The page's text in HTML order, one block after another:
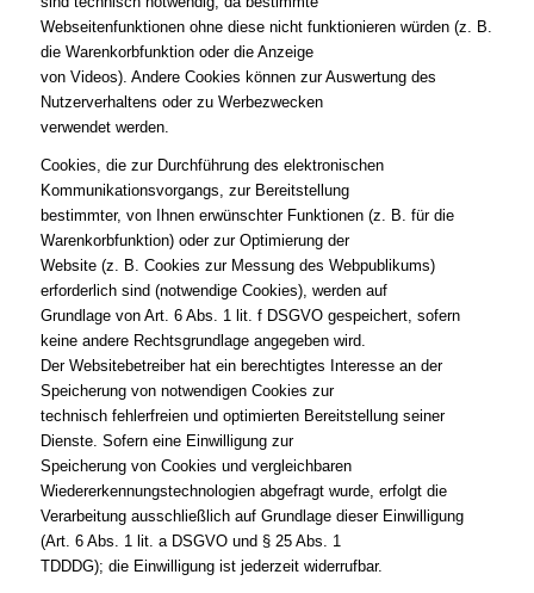
Webseitenfunktionen ohne diese nicht funktionieren würden (z. B.
die Warenkorbfunktion oder die Anzeige
von Videos). Andere Cookies können zur Auswertung des
Nutzerverhaltens oder zu Werbezwecken
verwendet werden.
Cookies, die zur Durchführung des elektronischen
Kommunikationsvorgangs, zur Bereitstellung
bestimmter, von Ihnen erwünschter Funktionen (z. B. für die
Warenkorbfunktion) oder zur Optimierung der
Website (z. B. Cookies zur Messung des Webpublikums)
erforderlich sind (notwendige Cookies), werden auf
Grundlage von Art. 6 Abs. 1 lit. f DSGVO gespeichert, sofern
keine andere Rechtsgrundlage angegeben wird.
Der Websitebetreiber hat ein berechtigtes Interesse an der
Speicherung von notwendigen Cookies zur
technisch fehlerfreien und optimierten Bereitstellung seiner
Dienste. Sofern eine Einwilligung zur
Speicherung von Cookies und vergleichbaren
Wiedererkennungstechnologien abgefragt wurde, erfolgt die
Verarbeitung ausschließlich auf Grundlage dieser Einwilligung
(Art. 6 Abs. 1 lit. a DSGVO und § 25 Abs. 1
TDDDG); die Einwilligung ist jederzeit widerrufbar.